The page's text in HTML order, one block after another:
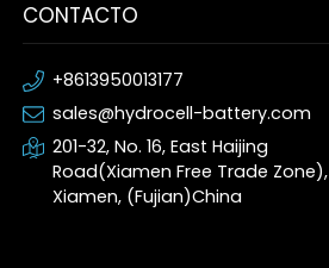
CONTACTO
+8613950013177
sales@hydrocell-battery.com
201-32, No. 16, East Haijing
Road(Xiamen Free Trade Zone),
Xiamen, (Fujian)China